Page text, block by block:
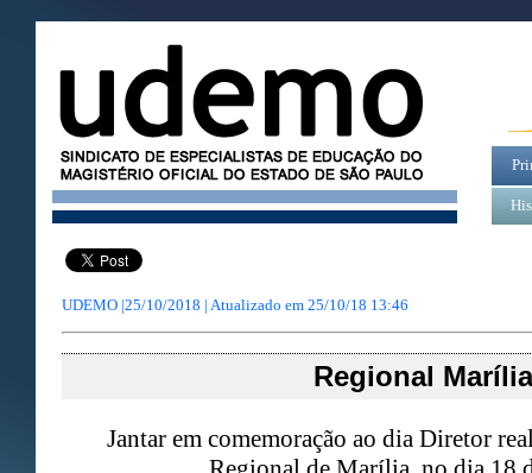
UDEMO |25/10/2018 | Atualizado em 25/10/18 13:46
Regional Marília
Jantar em comemoração ao dia Diretor